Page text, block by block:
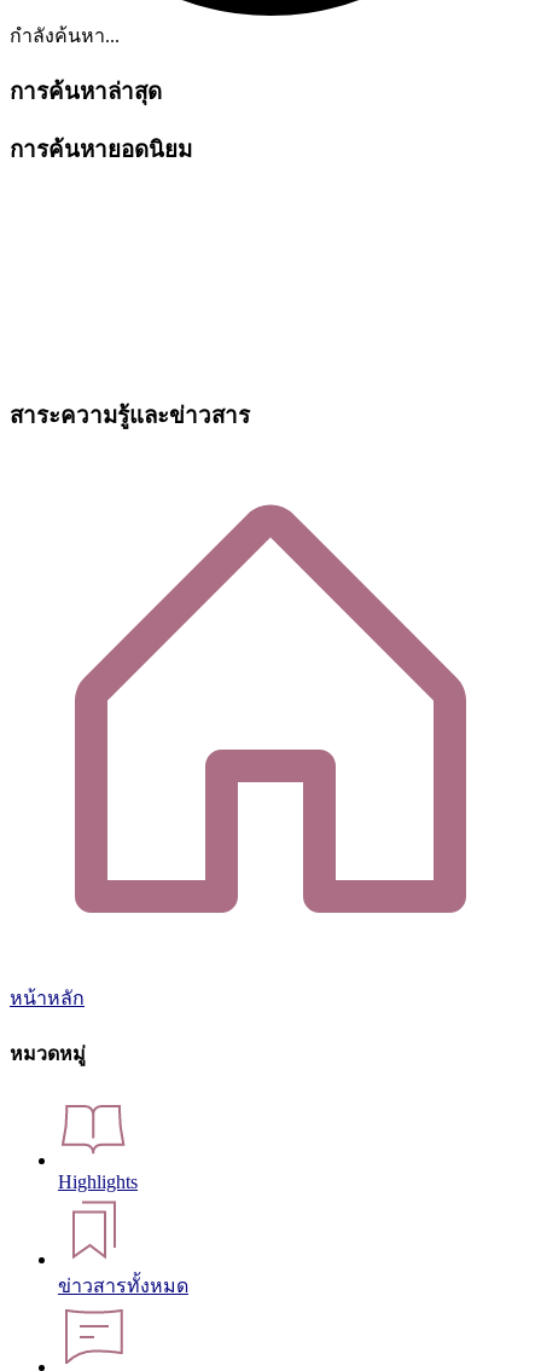
กำลังค้นหา...
การค้นหาล่าสุด
การค้นหายอดนิยม
สาระความรู้และข่าวสาร
หน้าหลัก
หมวดหมู่
Highlights
ข่าวสารทั้งหมด